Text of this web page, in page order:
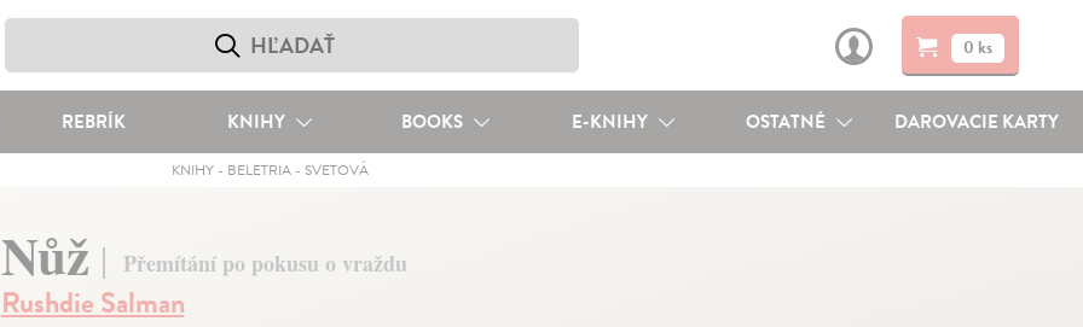
0 ks
REBRÍK KNIHY BOOKS E-KNIHY OSTATNÉ DAROVACIE KARTY
KNIHY - BELETRIA - SVETOVÁ
Nůž Přemítání po pokusu o vraždu
Rushdie Salman